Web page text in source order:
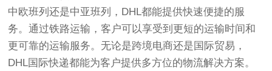
中欧班列还是中亚班列，DHL都能提供快速便捷的服
务。通过铁路运输，客户可以享受到更短的运输时间和
更可靠的运输服务。无论是跨境电商还是国际贸易，
DHL国际快递都能为客户提供多方位的物流解决方案。